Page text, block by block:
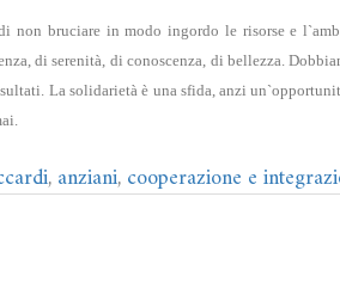
non bruciare in modo ingordo le risorse e
di serenità, di conoscenza, di bellezza.
La solidarietà è una sfida, anzi
,anziani,cooperazione e